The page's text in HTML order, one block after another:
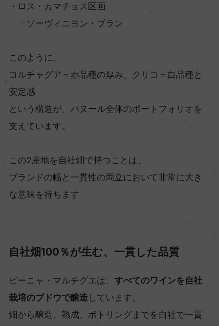
・ロス・カマチョス区画
ソーヴィニヨン・ブラン
このように、
コルチャグア＝赤品種の厚み、クリコ＝白品種と
安定感
という構造が、パヌール全体のポートフォリオを
支えています。
この2産地を自社畑で持つことは、
ブランドの幅と一貫性の両立において非常に大き
な意味を持ちます
自社畑100％が生む、一貫した品質
ビーニャ・マルチグエは、 すべてのワインを自社
栽培のブドウで醸造しています。
畑から醸造、熟成、ボトリングまでを自社で一貫